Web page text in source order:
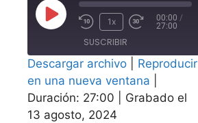
1x 00:00 /
27:00
SUSCRIBIR
COMPARTIR
FEED RSS
COMPAR
TIR
ENLACE
Descargar archivo
Reproducir
en una nueva ventana
Duración: 27:00
Grabado el
13 agosto, 2024